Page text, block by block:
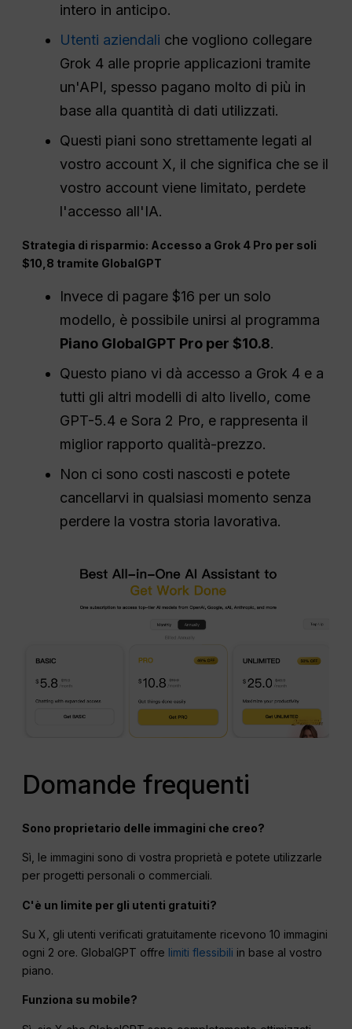
intero in anticipo.
Utenti aziendali che vogliono collegare
Grok 4 alle proprie applicazioni tramite
un'API, spesso pagano molto di più in
base alla quantità di dati utilizzati.
Questi piani sono strettamente legati al
vostro account X, il che significa che se il
vostro account viene limitato, perdete
l'accesso all'IA.
Strategia di risparmio: Accesso a Grok 4 Pro per soli
$10,8 tramite GlobalGPT
Invece di pagare $16 per un solo
modello, è possibile unirsi al programma
Piano GlobalGPT Pro per $10.8.
Questo piano vi dà accesso a Grok 4 e a
tutti gli altri modelli di alto livello, come
GPT-5.4 e Sora 2 Pro, e rappresenta il
miglior rapporto qualità-prezzo.
Non ci sono costi nascosti e potete
cancellarvi in qualsiasi momento senza
perdere la vostra storia lavorativa.
Domande frequenti
Sono proprietario delle immagini che creo?
Sì, le immagini sono di vostra proprietà e potete utilizzarle
per progetti personali o commerciali.
C'è un limite per gli utenti gratuiti?
Su X, gli utenti verificati gratuitamente ricevono 10 immagini
ogni 2 ore. GlobalGPT offre limiti flessibili in base al vostro
piano.
Funziona su mobile?